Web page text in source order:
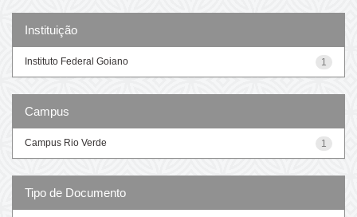
Instituição
1
Instituto Federal Goiano
Campus
1
Campus Rio Verde
Tipo de Documento